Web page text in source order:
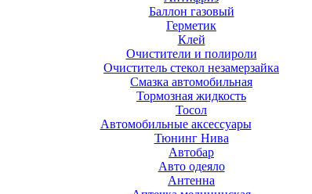
Баллон газовый
Герметик
Клей
Очистители и полироли
Очиститель стекол незамерзайка
Смазка автомобильная
Тормозная жидкость
Тосол
Автомобильные аксессуары
Тюнинг Нива
Автобар
Авто одеяло
Антенна